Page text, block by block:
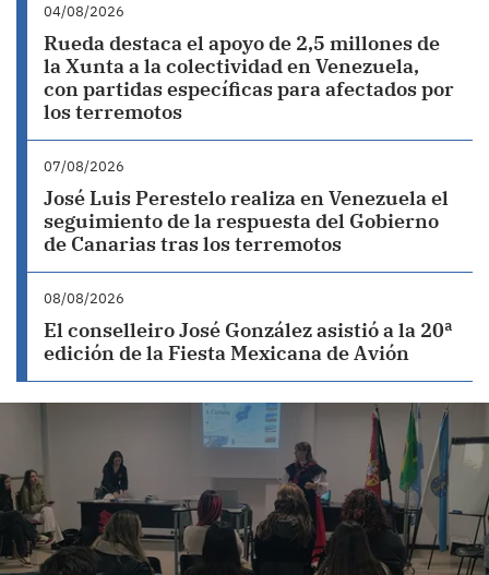
04/08/2026
Rueda destaca el apoyo de 2,5 millones de
la Xunta a la colectividad en Venezuela,
con partidas específicas para afectados por
los terremotos
07/08/2026
José Luis Perestelo realiza en Venezuela el
seguimiento de la respuesta del Gobierno
de Canarias tras los terremotos
08/08/2026
El conselleiro José González asistió a la 20ª
edición de la Fiesta Mexicana de Avión